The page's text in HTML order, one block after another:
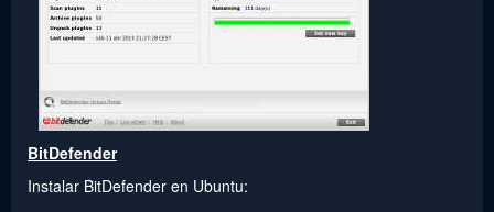
BitDefender
Instalar BitDefender en Ubuntu: